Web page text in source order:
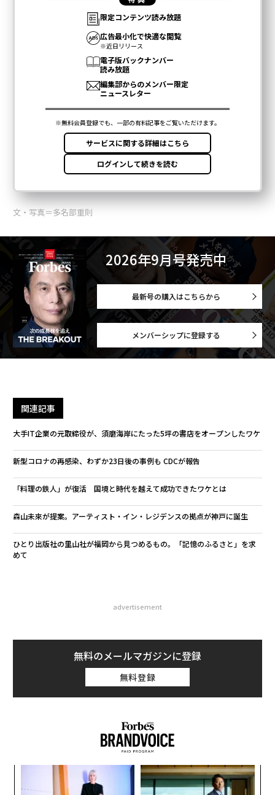
文・写真＝多名部重則
2026年9月号発売中
最新号の購入はこちらから
メンバーシップに登録する
関連記事
大手IT企業の元取締役が、須磨海岸にたった5坪の書店をオープンしたワケ
新型コロナの再感染、わずか23日後の事例も CDCが報告
「料理の鉄人」が復活 国境と時代を越えて成功できたワケとは
森山未來が提案。アーティスト・イン・レジデンスの拠点が神戸に誕生
ひとり出版社の里山社が福岡から見つめるもの。「記憶のふるさと」を求
めて
advertisement
無料のメールマガジンに登録
無料登録